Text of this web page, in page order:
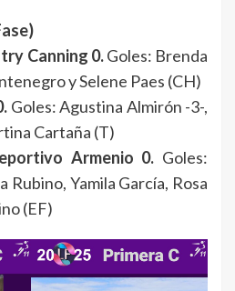
Canning 0.Goles: Brenda
y Selene Paes (CH)
Goles: Agustina Almirón -3-,
Cartaña (T)
Armenio 0. Goles:
Rubino, Yamila García, Rosa
(EF)